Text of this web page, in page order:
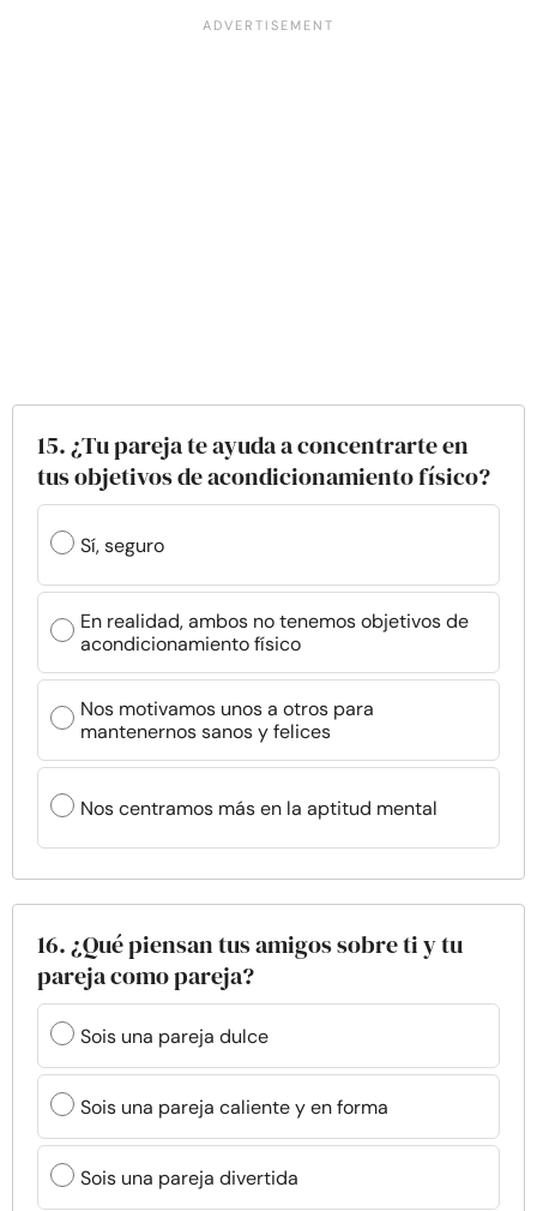
15. ¿Tu pareja te ayuda a concentrarte en
tus objetivos de acondicionamiento físico?
Sí, seguro
En realidad, ambos no tenemos objetivos de
acondicionamiento físico
Nos motivamos unos a otros para
mantenernos sanos y felices
Nos centramos más en la aptitud mental
16. ¿Qué piensan tus amigos sobre ti y tu
pareja como pareja?
Sois una pareja dulce
Sois una pareja caliente y en forma
Sois una pareja divertida